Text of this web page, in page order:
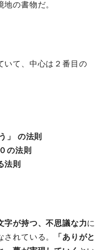
の書物だ。
いて、中心は２番目の
」 の法則
の法則
法則
字が持つ、不思議な力に
れている。
「ありがと